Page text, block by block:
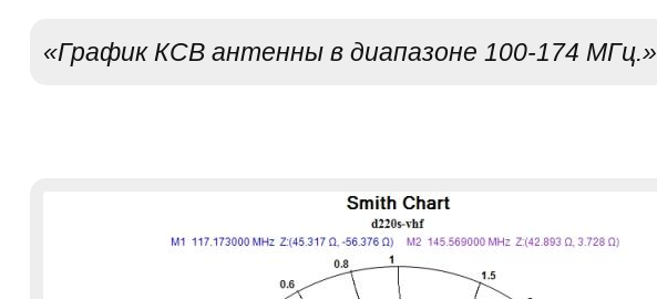
«График КСВ антенны в диапазоне 100-174 МГц.»